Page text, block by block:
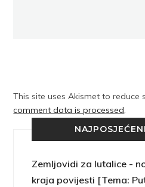
This site uses Akismet to reduce
comment data is processed.
Zemljovidi za lutalice -
kraja povijesti [Tema: